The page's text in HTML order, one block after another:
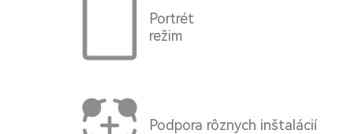
Portrét
režim
Podpora rôznych inštalácií